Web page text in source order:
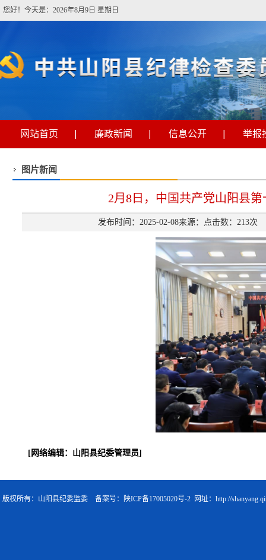
您好！今天是：2026年8月9日 星期日
网站首页 廉政新闻 信息公开 举报
图片新闻
2月8日，中国共产党山阳县
发布时间：2025-02-08来源：点击数： 213次
[网络编辑：山阳县纪委管理员]
版权所有：山阳县纪委监委 备案号： 陕ICP备17005020号-2网址： http://